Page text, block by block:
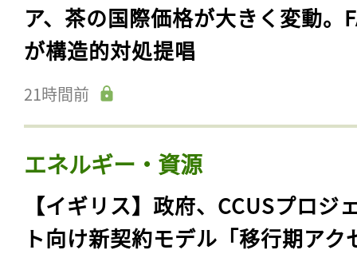
ア、茶の国際価格が大きく変動。
が構造的対処提唱
21時間前
エネルギー・資源
【イギリス】政府、CCUSプロジ
ト向け新契約モデル「移行期アク